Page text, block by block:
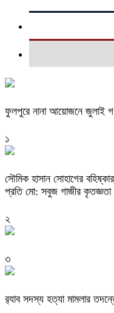
ফুলপুরে নানা আয়োজনে জুলাই
১
সৌমিক হাসান সোহাগের
প্রতি মো: সবুজ গাজীর কৃতজ্ঞতা
২
৩
র‌্যাব সদস্য হত্যা মামলার